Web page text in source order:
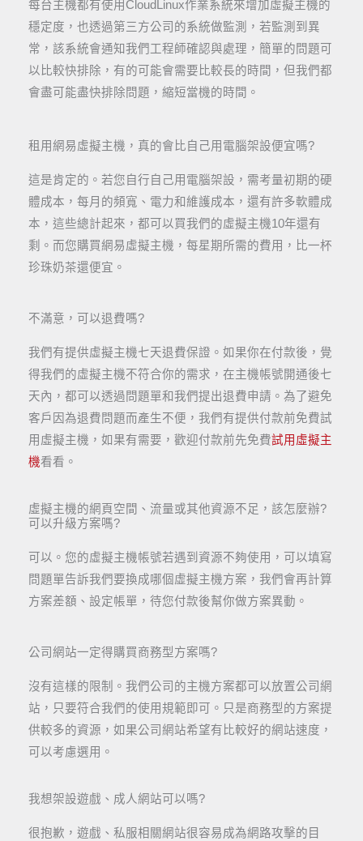
每台主機都有使用CloudLinux作業系統來增加虛擬主機的
穩定度，也透過第三方公司的系統做監測，若監測到異
常，該系統會通知我們工程師確認與處理，簡單的問題可
以比較快排除，有的可能會需要比較長的時間，但我們都
會盡可能盡快排除問題，縮短當機的時間。
租用網易虛擬主機，真的會比自己用電腦架設便宜嗎?
這是肯定的。若您自行自己用電腦架設，需考量初期的硬
體成本，每月的頻寬、電力和維護成本，還有許多軟體成
本，這些總計起來，都可以買我們的虛擬主機10年還有
剩。而您購買網易虛擬主機，每星期所需的費用，比一杯
珍珠奶茶還便宜。
不滿意，可以退費嗎?
我們有提供虛擬主機七天退費保證。如果你在付款後，覺
得我們的虛擬主機不符合你的需求，在主機帳號開通後七
天內，都可以透過問題單和我們提出退費申請。為了避免
客戶因為退費問題而產生不便，我們有提供付款前免費試
用虛擬主機，如果有需要，歡迎付款前先免費試用虛擬主
機看看。
虛擬主機的網頁空間、流量或其他資源不足，該怎麼辦?
可以升級方案嗎?​
可以。您的虛擬主機帳號若遇到資源不夠使用，可以填寫
問題單告訴我們要換成哪個虛擬主機方案，我們會再計算
方案差額、設定帳單，待您付款後幫你做方案異動。
公司網站一定得購買商務型方案嗎?
沒有這樣的限制。我們公司的主機方案都可以放置公司網
站，只要符合我們的使用規範即可。只是商務型的方案提
供較多的資源，如果公司網站希望有比較好的網站速度，
可以考慮選用。
我想架設遊戲、成人網站可以嗎?
很抱歉，遊戲、私服相關網站很容易成為網路攻擊的目